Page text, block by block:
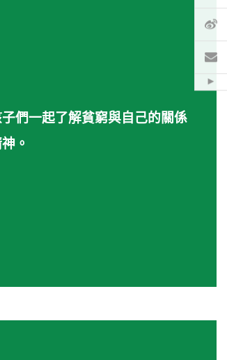
們一起了解貧窮與自己的關係
。